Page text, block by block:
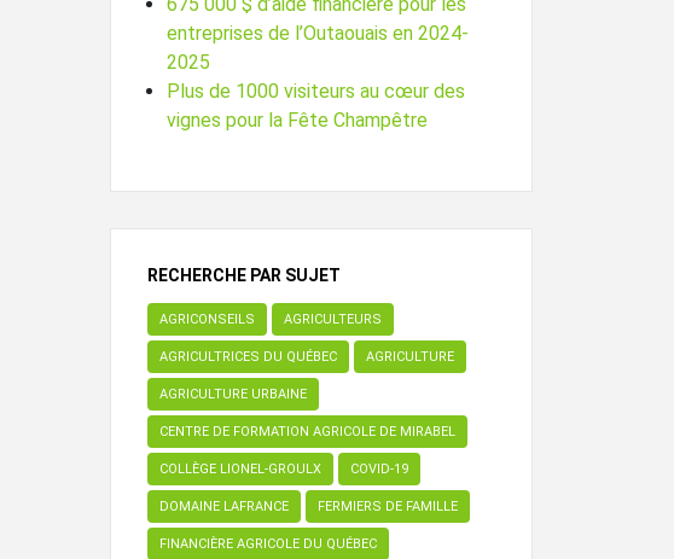
entreprises de l’Outaouais en 2024-
2025
Plus de 1000 visiteurs au cœur des
vignes pour la Fête Champêtre
RECHERCHE PAR SUJET
AGRICONSEILS AGRICULTEURS
AGRICULTRICES DU QUÉBEC AGRICULTURE
AGRICULTURE URBAINE
CENTRE DE FORMATION AGRICOLE DE MIRABEL
COLLÈGE LIONEL-GROULX COVID-19
DOMAINE LAFRANCE FERMIERS DE FAMILLE
FINANCIÈRE AGRICOLE DU QUÉBEC